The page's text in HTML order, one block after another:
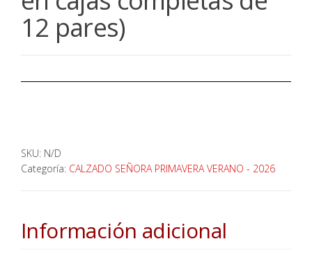
12 pares)
SKU: N/D
Categoría: CALZADO SEÑORA PRIMAVERA VERANO - 2026
Información adicional